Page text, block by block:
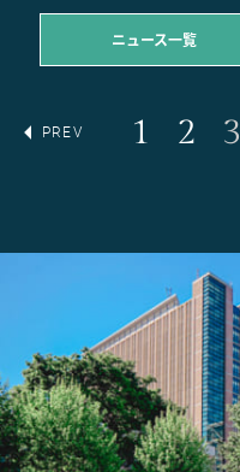
ニュース一覧
PREV 1 2 3